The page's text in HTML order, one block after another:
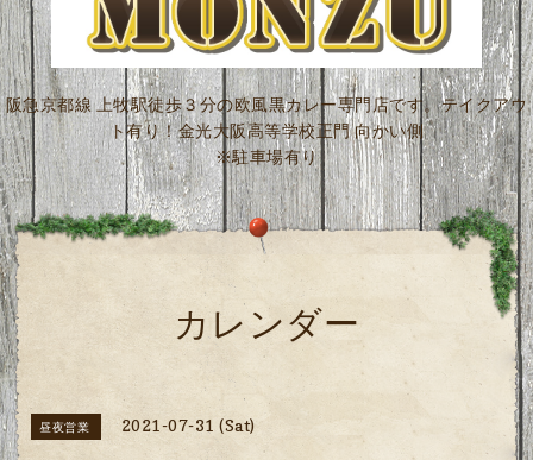
阪急京都線 上牧駅徒歩３分の欧風黒カレー専門店です。テイクアウ
ト有り！金光大阪高等学校正門 向かい側
※駐車場有り
カレンダー
昼夜営業 2021-07-31 (Sat)